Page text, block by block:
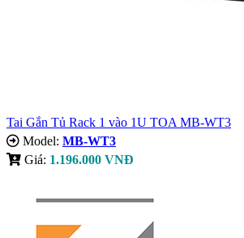
Tai Gắn Tủ Rack 1 vào 1U TOA MB-WT3
Model: MB-WT3
Giá: 1.196.000 VNĐ